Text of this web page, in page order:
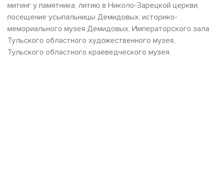
митинг у памятника, литию в Николо-Зарецкой церкви,
посещение усыпальницы Демидовых, историко-
мемориального музея Демидовых, Императорского зала
Тульского областного художественного музея,
Тульского областного краеведческого музея.